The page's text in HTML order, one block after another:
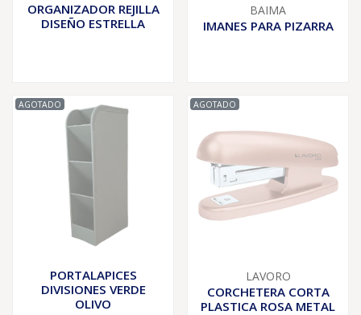
ORGANIZADOR REJILLA
DISEÑO ESTRELLA
BAIMA
IMANES PARA PIZARRA
AGOTADO
PORTALAPICES
DIVISIONES VERDE
OLIVO
AGOTADO
LAVORO
CORCHETERA CORTA
PLASTICA ROSA METAL